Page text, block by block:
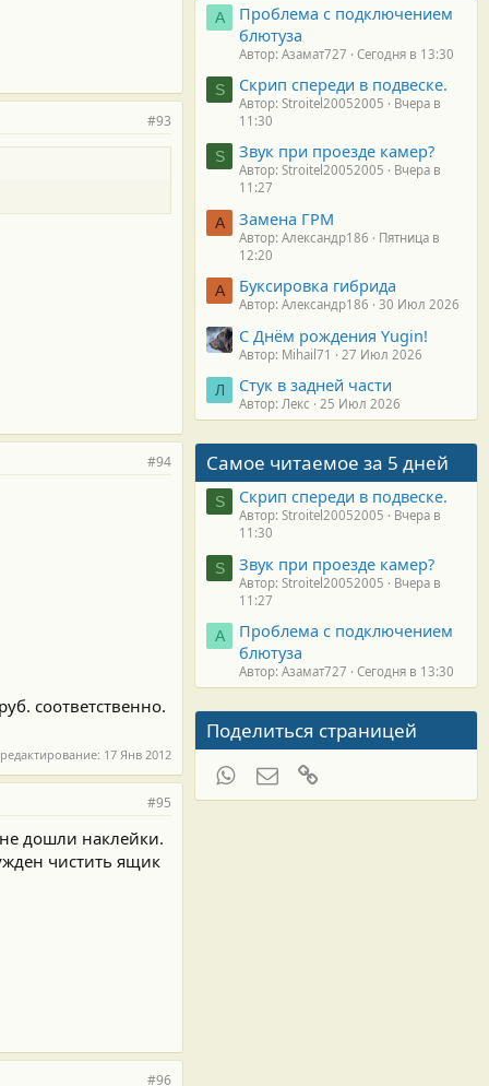
#93
#94
соответственно.
17 Янв 2012
#95
не дошли наклейки.
чистить ящик
#96
А
Проблема с подключением
блютуза
Автор: Азамат727 Сегодня в 13:30
S Скрип спереди в подвеске.
Автор: Stroitel20052005
Вчера в
11:30
S Звук при проезде камер?
Автор: Stroitel20052005
Вчера в
11:27
А Замена ГРМ
Автор: Александр186
Пятница в
12:20
А Буксировка гибрида
Автор: Александр186 30 Июл 2026
С Днём рождения Yugin!
Автор: Mihail71 27 Июл 2026
Л Стук в задней части
Автор: Лекс 25 Июл 2026
Самое читаемое за 5 дней
S Скрип спереди в подвеске.
Автор: Stroitel20052005
Вчера в
11:30
S Звук при проезде камер?
Автор: Stroitel20052005
Вчера в
11:27
А
Проблема с подключением
блютуза
Автор: Азамат727 Сегодня в 13:30
Поделиться страницей
WhatsAppЭлектронная почта